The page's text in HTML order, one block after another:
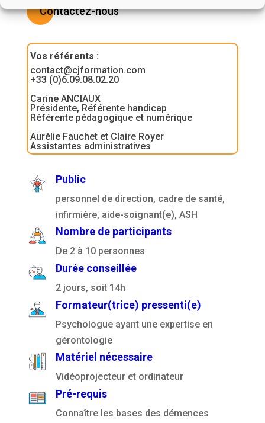
Contactez-nous
Vos référents :
contact@cjformation.com
+33 (0)6.09.08.02.20
Carine ANCIAUX
Présidente, Référente handicap
Référente pédagogique et numérique
Aurélie Fauchet et Claire Royer
Assistantes administratives
Public
personnel de direction, cadre de santé,
infirmière, aide-soignant(e), ASH
Nombre de participants
De 2 à 10 personnes
Durée conseillée
2 jours, soit 14h
Formateur(trice) pressenti(e)
Psychologue ayant une expertise en
gérontologie
Matériel nécessaire
Vidéoprojecteur et ordinateur
Pré-requis
Connaître les bases des démences